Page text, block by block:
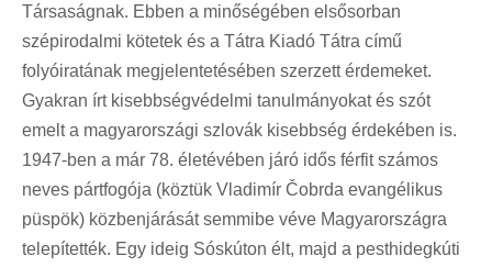
Társaságnak. Ebben a minőségében elsősorban
szépirodalmi kötetek és a Tátra Kiadó Tátra című
folyóiratának megjelentetésében szerzett érdemeket.
Gyakran írt kisebbségvédelmi tanulmányokat és szót
emelt a magyarországi szlovák kisebbség érdekében is.
1947-ben a már 78. életévében járó idős férfit számos
neves pártfogója (köztük Vladimír Čobrda evangélikus
püspök) közbenjárását semmibe véve Magyarországra
telepítették. Egy ideig Sóskúton élt, majd a pesthidegkúti